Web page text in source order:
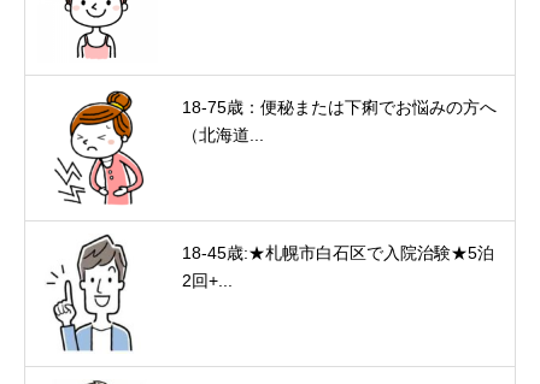
18-75歳：便秘または下痢でお悩みの方へ
（北海道...
18-45歳:★札幌市白石区で入院治験★5泊
2回+...